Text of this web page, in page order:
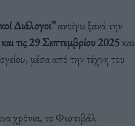
Διάλογοι”ανοίγει ξανά την
τις 29 Σεπτεμβρίου 2025και
μέσα από την τέχνη του
χρόνια, το Φεστιβάλ